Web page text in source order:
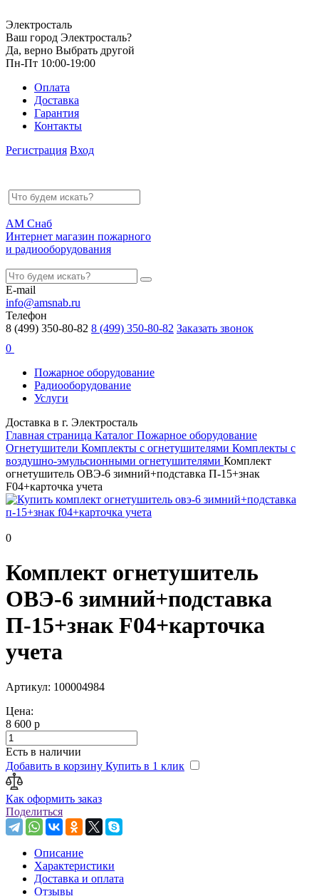
Электросталь
Ваш город Электросталь?
Да, верно Выбрать другой
Пн-Пт 10:00-19:00
Оплата
Доставка
Гарантия
Контакты
Регистрация Вход
АМ Снаб
Интернет магазин пожарного
и радиооборудования
E-mail
info@amsnab.ru
Телефон
8 (499) 350-80-82 8 (499) 350-80-82 Заказать звонок
0
Пожарное оборудование
Радиооборудование
Услуги
Доставка в г. Электросталь
Главная страница Каталог Пожарное оборудование
Огнетушители Комплекты c огнетушителями Комплекты с
воздушно-эмульсионными огнетушителями Комплект
огнетушитель ОВЭ-6 зимний+подставка П-15+знак
F04+карточка учета
0
Комплект огнетушитель
ОВЭ-6 зимний+подставка
П-15+знак F04+карточка
учета
Артикул: 100004984
Цена:
8 600 р
Есть в наличии
Добавить в корзину Купить в 1 клик
Как оформить заказ
Поделиться
Описание
Характеристики
Доставка и оплата
Отзывы